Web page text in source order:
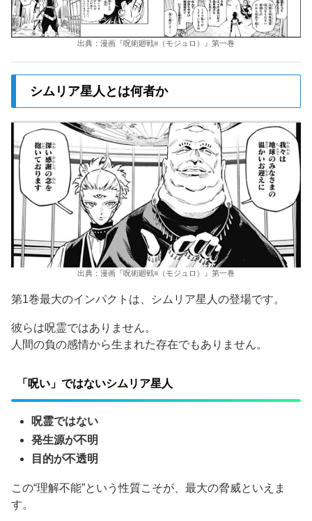
出典：漫画『呪術廻戦≡（モジュロ）』第一巻
シムリア星人とは何者か
出典：漫画『呪術廻戦≡（モジュロ）』第一巻
第1巻最大のインパクトは、シムリア星人の登場です。
彼らは呪霊ではありません。
人間の負の感情から生まれた存在でもありません。
「呪い」ではないシムリア星人
呪霊ではない
発生源が不明
目的が不透明
この“理解不能”という性質こそが、最大の脅威といえま
す。